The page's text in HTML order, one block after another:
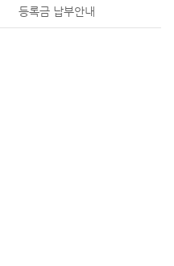
등록금 납부안내